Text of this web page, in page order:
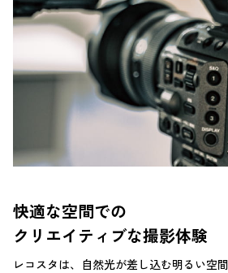
快適な空間での
クリエイティブな撮影体験
レコスタは、自然光が差し込む明るい空